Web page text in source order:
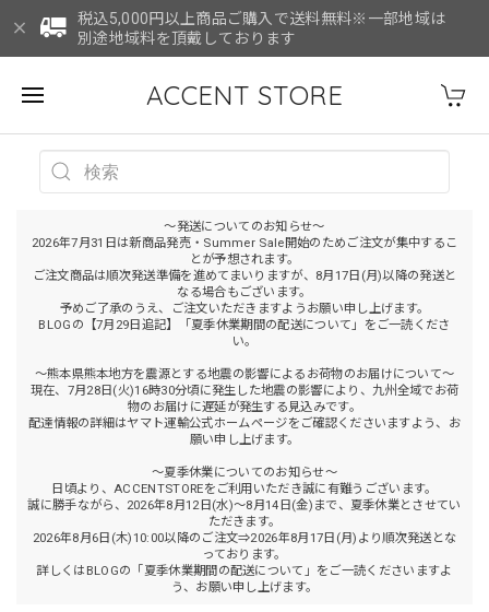
税込5,000円以上商品ご購入で送料無料※一部地域は
別途地域料を頂戴しております
ACCENT STORE
～発送についてのお知らせ～
2026年7月31日は新商品発売・Summer Sale開始のためご注文が集中するこ
とが予想されます。
ご注文商品は順次発送準備を進めてまいりますが、8月17日(月)以降の発送と
なる場合もございます。
予めご了承のうえ、ご注文いただきますようお願い申し上げます。
BLOGの【7月29日追記】「夏季休業期間の配送について」をご一読くださ
い。
～熊本県熊本地方を震源とする地震の影響によるお荷物のお届けについて～
現在、7月28日(火)16時30分頃に発生した地震の影響により、九州全域でお荷
物のお届けに遅延が発生する見込みです。
配達情報の詳細はヤマト運輸公式ホームページをご確認くださいますよう、お
願い申し上げます。
～夏季休業についてのお知らせ～
日頃より、ACCENTSTOREをご利用いただき誠に有難うございます。
誠に勝手ながら、2026年8月12日(水)～8月14日(金)まで、夏季休業とさせてい
ただきます。
2026年8月6日(木)10:00以降のご注文⇒2026年8月17日(月)より順次発送とな
っております。
詳しくはBLOGの「夏季休業期間の配送について」をご一読くださいますよ
う、お願い申し上げます。